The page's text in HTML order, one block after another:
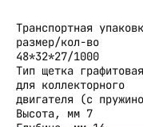
Транспортная
размер/кол-во
48*32*27/1000
Тип щетка графитовая
для коллекторного
двигателя (с
Высота, мм 7